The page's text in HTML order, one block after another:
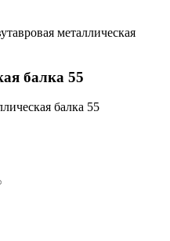
металлическая
балка 55